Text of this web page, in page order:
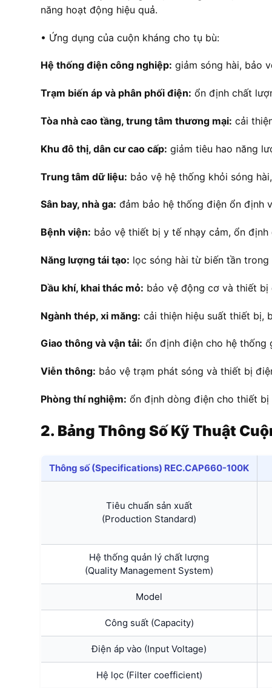
năng hoạt động hiệu quả.
• Ứng dụng của cuộn kháng cho tụ bù:
Hệ thống điện công nghiệp: giảm sóng hài, bảo
Trạm biến áp và phân phối điện: ổn định chất
Tòa nhà cao tầng, trung tâm thương mại: cải
Khu đô thị, dân cư cao cấp: giảm tiêu hao năng
Trung tâm dữ liệu: bảo vệ hệ thống khỏi sóng
Sân bay, nhà ga: đảm bảo hệ thống điện ổn định
Bệnh viện: bảo vệ thiết bị y tế nhạy cảm, ổn định
Năng lượng tái tạo: lọc sóng hài từ biến tần
Dầu khí, khai thác mỏ: bảo vệ động cơ và thiết bị
Ngành thép, xi măng: cải thiện hiệu suất thiết bị,
Giao thông và vận tải: ổn định điện cho hệ thống
Viễn thông: bảo vệ trạm phát sóng và thiết bị
Phòng thí nghiệm: ổn định dòng điện cho thiết bị
2. Bảng Thông Số Kỹ Thuật
Thông số (Specifications) REC.CAP660-100K
Tiêu chuẩn sản xuất
(Production Standard)
Hệ thống quản lý chất lượng
(Quality Management System)
Model
Công suất (Capacity)
Điện áp vào (Input Voltage)
Hệ lọc (Filter coefficient)